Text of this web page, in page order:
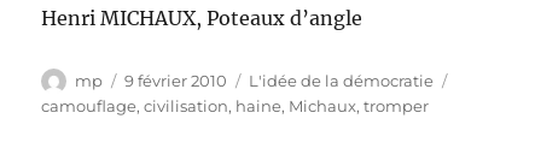
Henri MICHAUX, Poteaux d’angle
Auteur
mp
Publié
le
9 février 2010 Catégories
L'idée de la démocratie
camouflage,civilisation, haine, Michaux,tromper